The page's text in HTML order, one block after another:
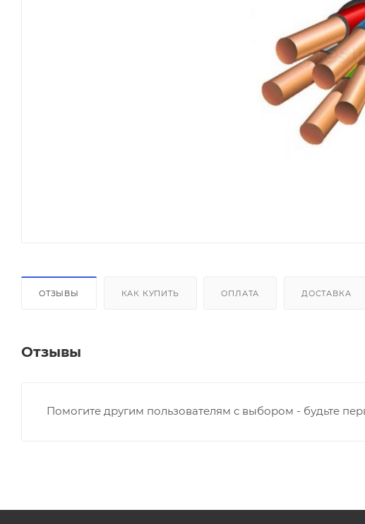
ОТЗЫВЫ КАК КУПИТЬ ОПЛАТА ДОСТАВКА
Отзывы
Помогите другим пользователям с выбором - будьте